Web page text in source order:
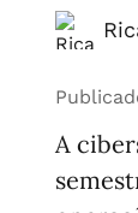
A